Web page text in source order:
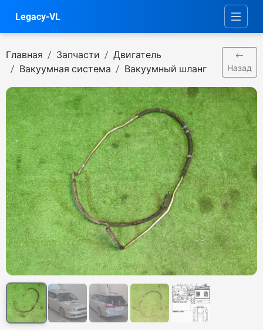
Legacy-VL
Главная Запчасти
Двигатель
Вакуумная система
Вакуумный шланг Назад